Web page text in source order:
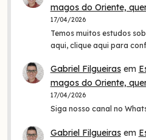
magos do Oriente,
17/04/2026
Temos muitos estudos
aqui, clique aqui para
Gabriel Filgueirasem
magos do Oriente,
17/04/2026
Siga nosso canal no
Gabriel Filgueirasem